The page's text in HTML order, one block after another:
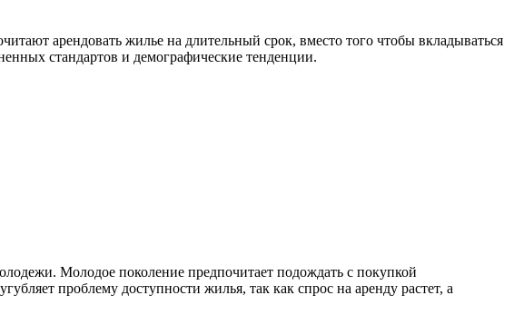
арендовать жилье на длительный срок, вместо того чтобы вкладываться
стандартов и демографические тенденции.
Молодое поколение предпочитает подождать с покупкой
проблему доступности жилья, так как спрос на аренду растет, а